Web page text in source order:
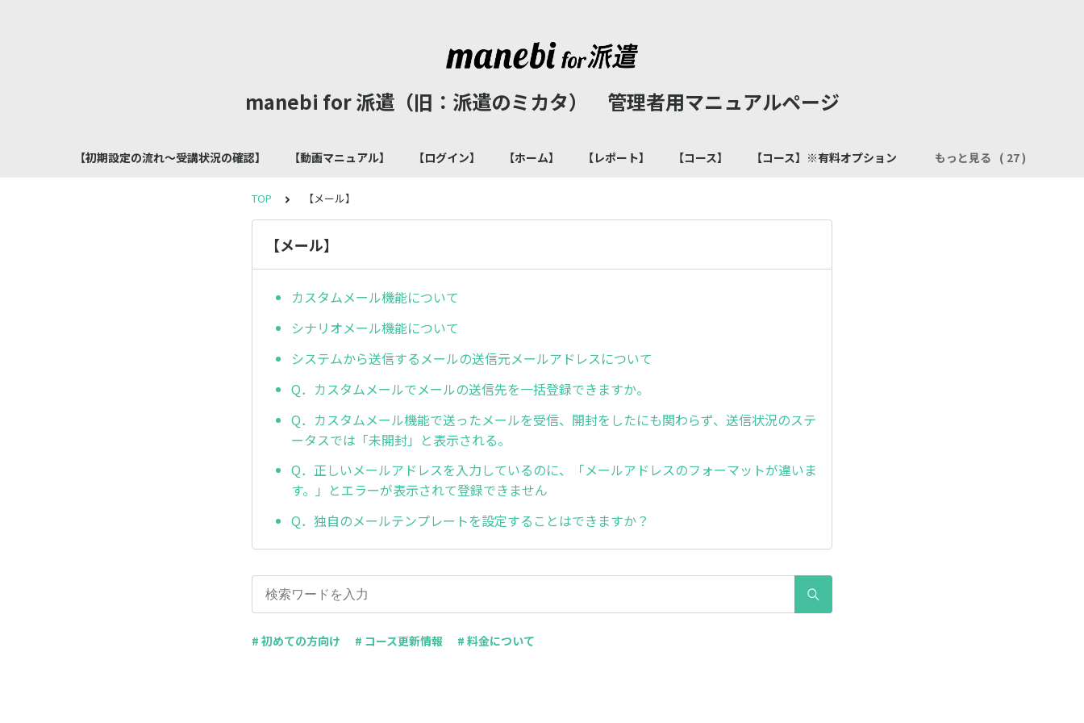
manebi for 派遣（旧：派遣のミカタ） 管理者用マニュアルページ
【初期設定の流れ～受講状況の確認】 【動画マニュアル】 【ログイン】 【ホーム】 【レポート】 【コース】 【コース】※有料オプション もっと見る
TOP 【メール】
【メール】
カスタムメール機能について
シナリオメール機能について
システムから送信するメールの送信元メールアドレスについて
Q．カスタムメールでメールの送信先を一括登録できますか。
Q．カスタムメール機能で送ったメールを受信、開封をしたにも関わらず、送信状況のステ
ータスでは「未開封」と表示される。
Q．正しいメールアドレスを入力しているのに、「メールアドレスのフォーマットが違いま
す。」とエラーが表示されて登録できません
Q．独自のメールテンプレートを設定することはできますか？
# 初めての方向け # コース更新情報 # 料金について